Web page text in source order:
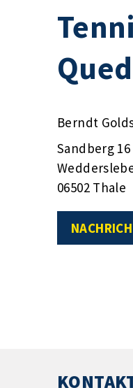
Berndt
Sandberg 16
06502 Thale